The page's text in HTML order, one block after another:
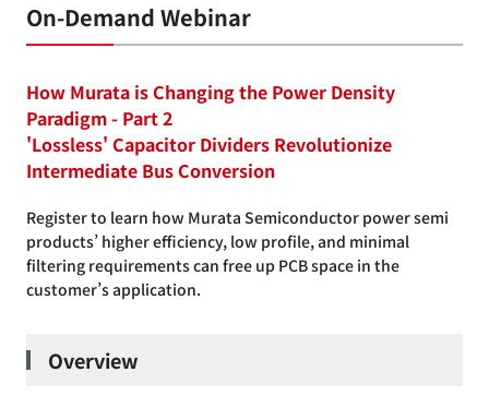
On-Demand Webinar
How Murata is Changing the Power Density
Paradigm - Part 2
'Lossless' Capacitor Dividers Revolutionize
Intermediate Bus Conversion
Register to learn how Murata Semiconductor power semi
products’ higher efficiency, low profile, and minimal
filtering requirements can free up PCB space in the
customer’s application.
Overview